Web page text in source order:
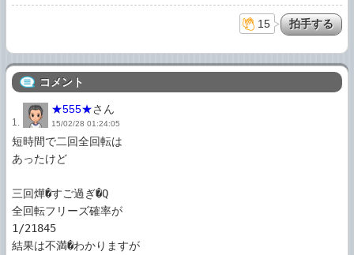
15
コメント
1.
★555★さん
15/02/28 01:24:05
短時間で二回全回転は
あったけど
三回燁�すご過ぎ�Q
全回転フリーズ確率が
1/21845
結果は不満�わかりますが